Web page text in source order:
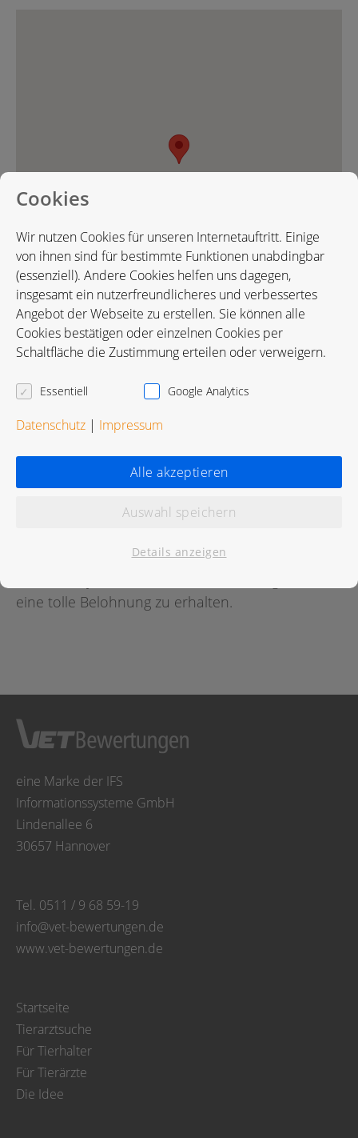
Karte in Google Maps öffnen
Bewertungen
Für diese Praxis wurde noch keine Bewertung
eine tolle Belohnung zu erhalten.
eine Marke der IFS
Informationssysteme GmbH
Lindenallee 6
30657 Hannover
Tel. 0511 / 9 68 59-19
info@vet-bewertungen.de
www.vet-bewertungen.de
Startseite
Tierarztsuche
Für Tierhalter
Für Tierärzte
Die Idee
Cookies
Wir nutzen Cookies für unseren Internetauftritt. Einige
von ihnen sind für bestimmte Funktionen unabdingbar
(essenziell). Andere Cookies helfen uns dagegen,
insgesamt ein nutzerfreundlicheres und verbessertes
Angebot der Webseite zu erstellen. Sie können alle
Cookies bestätigen oder einzelnen Cookies per
Schaltfläche die Zustimmung erteilen oder verweigern.
Essentiell Google Analytics
Datenschutz | Impressum
Alle akzeptieren
Auswahl speichern
Details anzeigen